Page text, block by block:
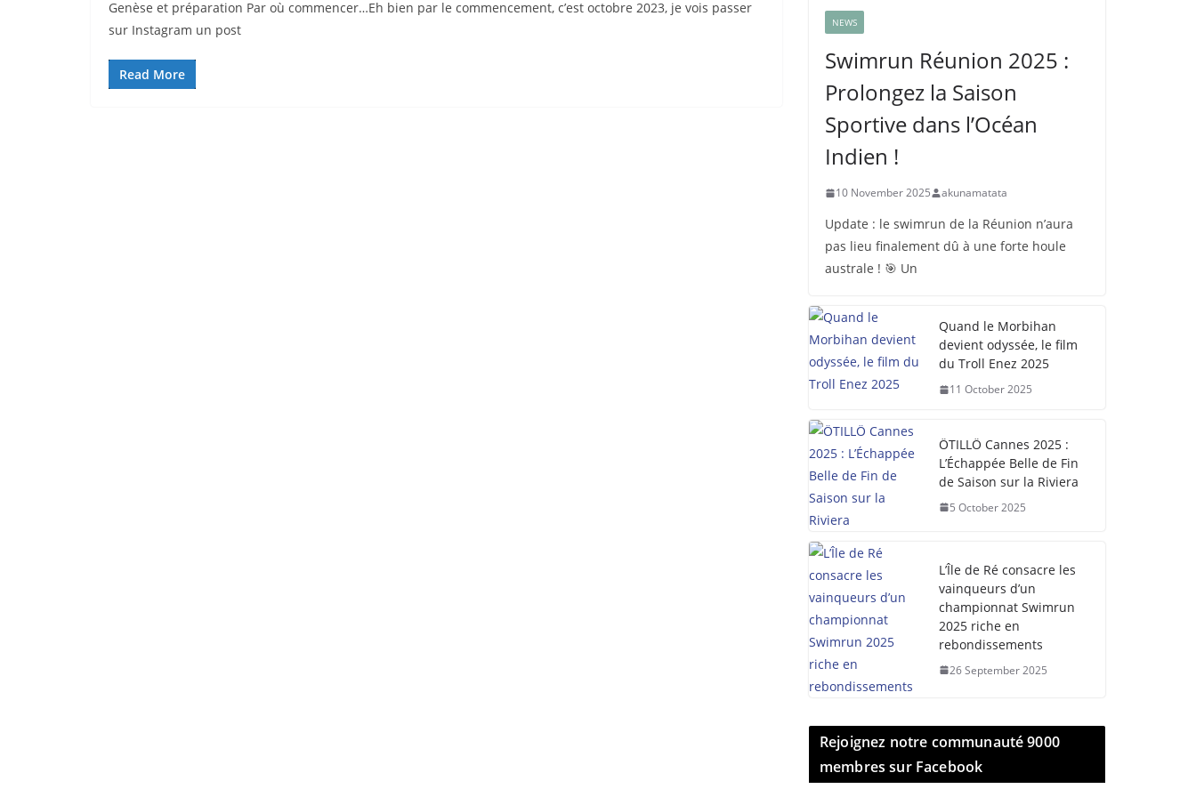
Genèse et préparation Par où commencer…Eh bien par le commencement, c’est octobre 2023, je vois passer
sur Instagram un post
Read More
NEWS
Swimrun Réunion 2025 :
Prolongez la Saison
Sportive dans l’Océan
Indien !
10 November 2025 akunamatata
Update : le swimrun de la Réunion n’aura
pas lieu finalement dû à une forte houle
australe ! 🎯 Un
Quand le Morbihan
devient odyssée, le film
du Troll Enez 2025
11 October 2025
ÖTILLÖ Cannes 2025 :
L’Échappée Belle de Fin
de Saison sur la Riviera
5 October 2025
L’Île de Ré consacre les
vainqueurs d’un
championnat Swimrun
2025 riche en
rebondissements
26 September 2025
Rejoignez notre communauté 9000
membres sur Facebook